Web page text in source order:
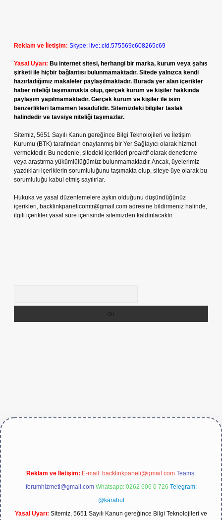
Reklam ve İletişim: Skype: live:.cid.575569c608265c69
Yasal Uyarı: Bu internet sitesi, herhangi bir marka, kurum veya şahıs
şirketi ile hiçbir bağlantısı bulunmamaktadır. Sitede yalnızca kendi
hazırladığımız makaleler paylaşılmaktadır. Burada yer alan içerikler
haber niteliği taşımamakta olup, gerçek kurum ve kişiler hakkında
paylaşım yapılmamaktadır. Gerçek kurum ve kişiler ile isim
benzerlikleri tamamen tesadüfidir. Sitemizdeki bilgiler taslak
halindedir ve tavsiye niteliği taşımazlar.
Sitemiz, 5651 Sayılı Kanun gereğince Bilgi Teknolojileri ve İletişim
Kurumu (BTK) tarafından onaylanmış bir Yer Sağlayıcı olarak hizmet
vermektedir. Bu nedenle, sitedeki içerikleri proaktif olarak denetleme
veya araştırma yükümlülüğümüz bulunmamaktadır. Ancak, üyelerimiz
yazdıkları içeriklerin sorumluluğunu taşımakta olup, siteye üye olarak bu
sorumluluğu kabul etmiş sayılırlar.
Hukuka ve yasal düzenlemelere aykırı olduğunu düşündüğünüz
içerikleri, backlinkpanelicomtr@gmail.com adresine bildirmeniz halinde,
ilgili içerikler yasal süre içerisinde sitemizden kaldırılacaktır.
betexper.live/
Reklam ve İletişim: E-mail: backlinkpaneli@gmail.com Teams:
forumhizmeti@gmail.com Whatsapp: 0262 606 0 726 Telegram:
@karabul
Yasal Uyarı: Sitemiz, 5651 Sayılı Kanun gereğince Bilgi Teknolojileri ve